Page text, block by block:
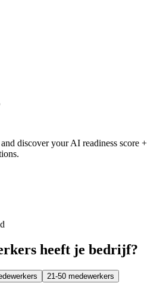
discover your AI readiness score +
heeft je bedrijf?
21-50 medewerkers